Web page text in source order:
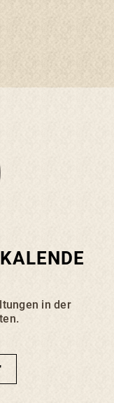
in der